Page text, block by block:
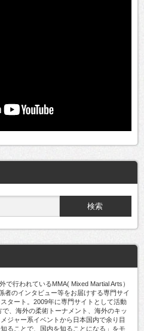
で行われているMMA( Mixed Martial Arts）
者のインタビュー等をお届けする専門サイ
タート。2009年に専門サイトとして活動
、海外の柔術トーナメント、海外のキッ
ジャー系イベントから日本国内で余り目
ることで、国内を知ることになる」をモ